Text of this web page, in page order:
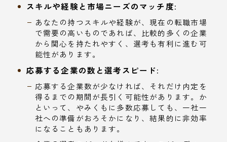
スキルや経験と市場ニーズのマッチ度:
あなたの持つスキルや経験が、現在の転職市場
で需要の高いものであれば、比較的多くの企業
から関心を持たれやすく、選考も有利に進む可
能性があります。
応募する企業の数と選考スピード:
応募する企業数が少なければ、それだけ内定を
得るまでの期間が長引く可能性があります。か
といって、やみくもに多数応募しても、一社一
社への準備がおろそかになり、結果的に非効率
になることもあります。